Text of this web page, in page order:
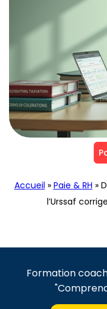
Accueil » Paie & RH »
l’Urssaf
Formation